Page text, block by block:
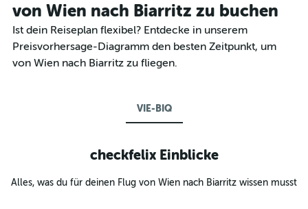
von Wien nach Biarritz zu buchen
Ist dein Reiseplan flexibel? Entdecke in unserem
Preisvorhersage-Diagramm den besten Zeitpunkt, um
von Wien nach Biarritz zu fliegen.
VIE-BIQ
checkfelix Einblicke
Alles, was du für deinen Flug von Wien nach Biarritz wissen musst